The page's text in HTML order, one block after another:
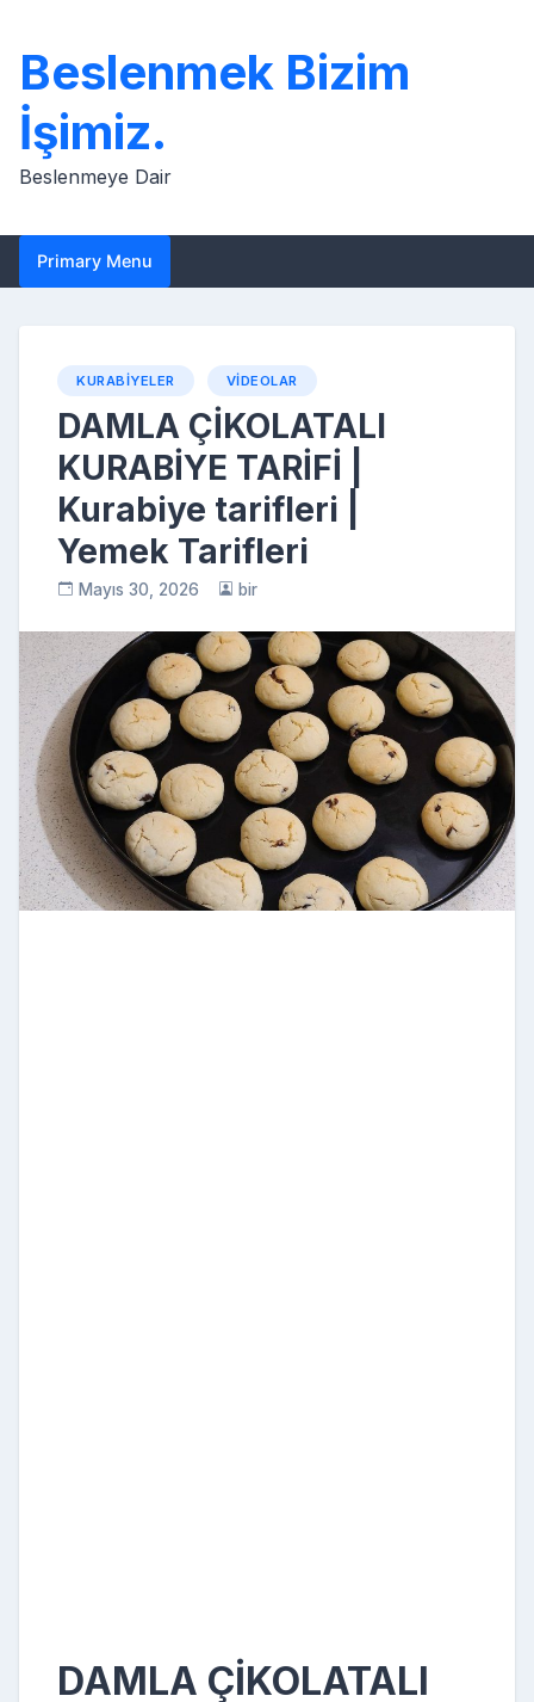
content
Beslenmek Bizim
İşimiz.
Beslenmeye Dair
Primary Menu
KURABIYELER VIDEOLAR
DAMLA ÇİKOLATALI
KURABİYE TARİFİ |
Kurabiye tarifleri |
Yemek Tarifleri
Mayıs 30, 2026 bir
DAMLA ÇİKOLATALI